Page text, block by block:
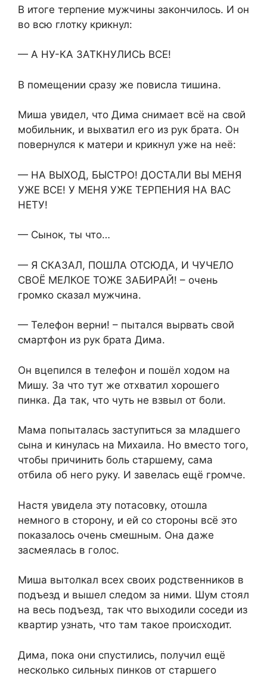
В итоге терпение мужчины закончилось. И он
во всю глотку крикнул:
— А НУ-КА ЗАТКНУЛИСЬ ВСЕ!
В помещении сразу же повисла тишина.
Миша увидел, что Дима снимает всё на свой
мобильник, и выхватил его из рук брата. Он
повернулся к матери и крикнул уже на неё:
— НА ВЫХОД, БЫСТРО! ДОСТАЛИ ВЫ МЕНЯ
УЖЕ ВСЕ! У МЕНЯ УЖЕ ТЕРПЕНИЯ НА ВАС
НЕТУ!
— Сынок, ты что…
— Я СКАЗАЛ, ПОШЛА ОТСЮДА, И ЧУЧЕЛО
СВОЁ МЕЛКОЕ ТОЖЕ ЗАБИРАЙ! – очень
громко сказал мужчина.
— Телефон верни! – пытался вырвать свой
смартфон из рук брата Дима.
Он вцепился в телефон и пошёл ходом на
Мишу. За что тут же отхватил хорошего
пинка. Да так, что чуть не взвыл от боли.
Мама попыталась заступиться за младшего
сына и кинулась на Михаила. Но вместо того,
чтобы причинить боль старшему, сама
отбила об него руку. И завелась ещё громче.
Настя увидела эту потасовку, отошла
немного в сторону, и ей со стороны всё это
показалось очень смешным. Она даже
засмеялась в голос.
Миша вытолкал всех своих родственников в
подъезд и вышел следом за ними. Шум стоял
на весь подъезд, так что выходили соседи из
квартир узнать, что там такое происходит.
Дима, пока они спустились, получил ещё
несколько сильных пинков от старшего